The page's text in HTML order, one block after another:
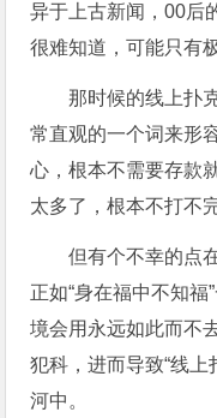
异于上古新闻，00后
很难知道，可能只有
那时候的线上扑
常直观的一个词来形
心，根本不需要存款
太多了，根本不打不
但有个不幸的点
正如“身在福中不知
境会用永远如此而不
犯科，进而导致“线上
河中。